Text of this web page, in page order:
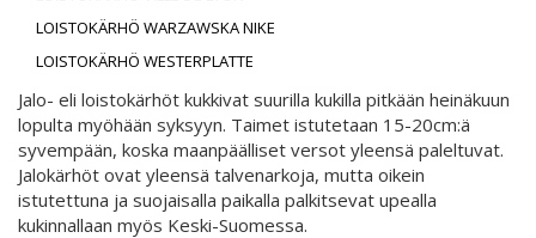
LOISTOKÄRHÖ WARZAWSKA NIKE
LOISTOKÄRHÖ WESTERPLATTE
Jalo- eli loistokärhöt kukkivat suurilla kukilla pitkään heinäkuun
lopulta myöhään syksyyn. Taimet istutetaan 15-20cm:ä
syvempään, koska maanpäälliset versot yleensä paleltuvat.
Jalokärhöt ovat yleensä talvenarkoja, mutta oikein
istutettuna ja suojaisalla paikalla palkitsevat upealla
kukinnallaan myös Keski-Suomessa.